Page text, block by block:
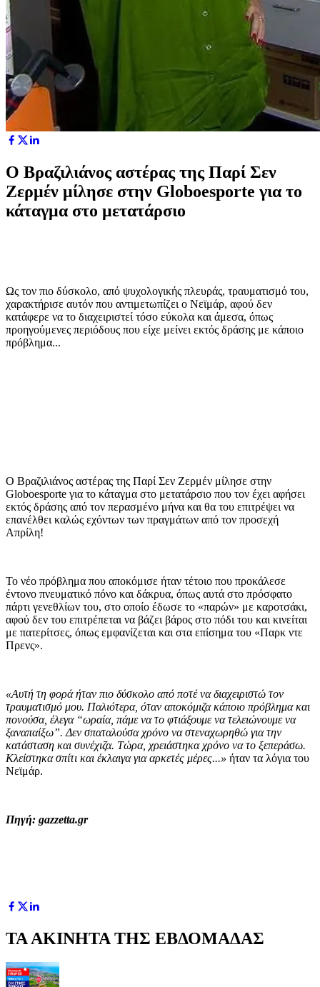
Ο Βραζιλιάνος αστέρας της Παρί Σεν
Ζερμέν μίλησε στην Globoesporte για το
κάταγμα στο μετατάρσιο
Ως τον πιο δύσκολο, από ψυχολογικής πλευράς, τραυματισμό του,
χαρακτήρισε αυτόν που αντιμετωπίζει ο Νεϊμάρ, αφού δεν
κατάφερε να το διαχειριστεί τόσο εύκολα και άμεσα, όπως
προηγούμενες περιόδους που είχε μείνει εκτός δράσης με κάποιο
πρόβλημα...
Ο Βραζιλιάνος αστέρας της Παρί Σεν Ζερμέν μίλησε στην
Globoesporte για το κάταγμα στο μετατάρσιο που τον έχει αφήσει
εκτός δράσης από τον περασμένο μήνα και θα του επιτρέψει να
επανέλθει καλώς εχόντων των πραγμάτων από τον προσεχή
Απρίλη!
Το νέο πρόβλημα που αποκόμισε ήταν τέτοιο που προκάλεσε
έντονο πνευματικό πόνο και δάκρυα, όπως αυτά στο πρόσφατο
πάρτι γενεθλίων του, στο οποίο έδωσε το «παρών» με καροτσάκι,
αφού δεν του επιτρέπεται να βάζει βάρος στο πόδι του και κινείται
με πατερίτσες, όπως εμφανίζεται και στα επίσημα του «Παρκ ντε
Πρενς».
«Αυτή τη φορά ήταν πιο δύσκολο από ποτέ να διαχειριστώ τον
τραυματισμό μου. Παλιότερα, όταν αποκόμιζα κάποιο πρόβλημα και
πονούσα, έλεγα “ωραία, πάμε να το φτιάξουμε να τελειώνουμε να
ξαναπαίξω”. Δεν σπαταλούσα χρόνο να στεναχωρηθώ για την
κατάσταση και συνέχιζα. Τώρα, χρειάστηκα χρόνο να το ξεπεράσω.
Κλείστηκα σπίτι και έκλαιγα για αρκετές μέρες...» ήταν τα λόγια του
Νεϊμάρ.
Πηγή: gazzetta.gr
ΤΑ ΑΚΙΝΗΤΑ ΤΗΣ ΕΒΔΟΜΑΔΑΣ